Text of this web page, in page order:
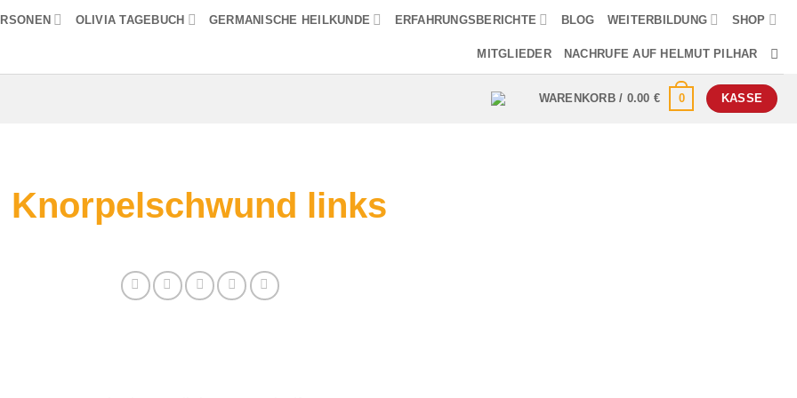
OLIVIA TAGEBUCH GERMANISCHE HEILKUNDE ERFAHRUNGSBERICHTE BLOG WEITERBILDUNG SHOP
MITGLIEDER NACHRUFE AUF HELMUT PILHAR
WARENKORB / 0.00 € 0 KASSE
Knorpelschwund links